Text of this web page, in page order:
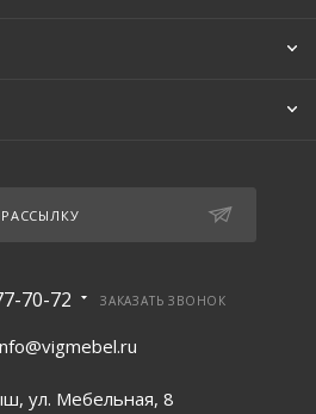
70-72 ЗАКАЗАТЬ ЗВОНОК
ул. Мебельная, 8